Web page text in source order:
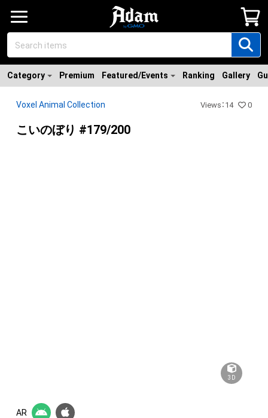
Category Premium Featured/Events Ranking Gallery
Voxel Animal Collection Views ： 14 0
こいのぼり #179/200
3D
AR